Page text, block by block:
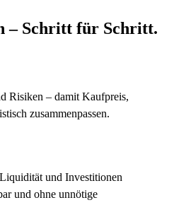
– Schritt für Schritt.
Risiken – damit Kaufpreis,
zusammenpassen.
und Investitionen
und ohne unnötige